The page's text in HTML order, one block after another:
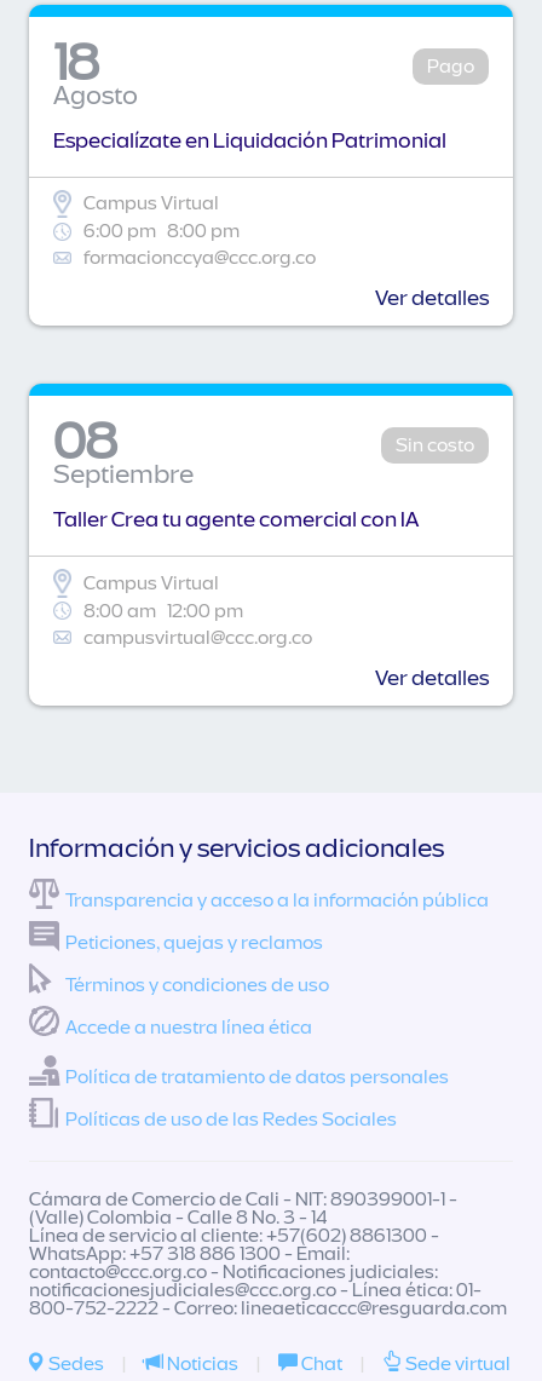
18
Agosto
Pago
Especialízate en Liquidación Patrimonial
Campus Virtual
6:00 pm 8:00 pm
formacionccya@ccc.org.co
Ver detalles
08
Septiembre
Sin costo
Taller Crea tu agente comercial con IA
Campus Virtual
8:00 am 12:00 pm
campusvirtual@ccc.org.co
Ver detalles
Información y servicios adicionales
Transparencia y acceso a la información pública
Peticiones, quejas y reclamos
Términos y condiciones de uso
Accede a nuestra línea ética
Política de tratamiento de datos personales
Políticas de uso de las Redes Sociales
Cámara de Comercio de Cali - NIT: 890399001-1 -
(Valle) Colombia - Calle 8 No. 3 - 14
Línea de servicio al cliente: +57(602) 8861300 -
WhatsApp: +57 318 886 1300 - Email:
contacto@ccc.org.co- Notificaciones judiciales:
notificacionesjudiciales@ccc.org.co- Línea ética: 01-
800-752-2222 - Correo: lineaeticaccc@resguarda.com
Sedes | Noticias | Chat | Sede virtual